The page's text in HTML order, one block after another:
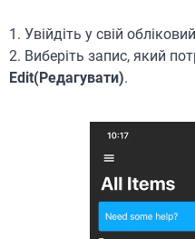
1. Увійдіть у свій
2. Виберіть запис, який
Edit(Редагувати).